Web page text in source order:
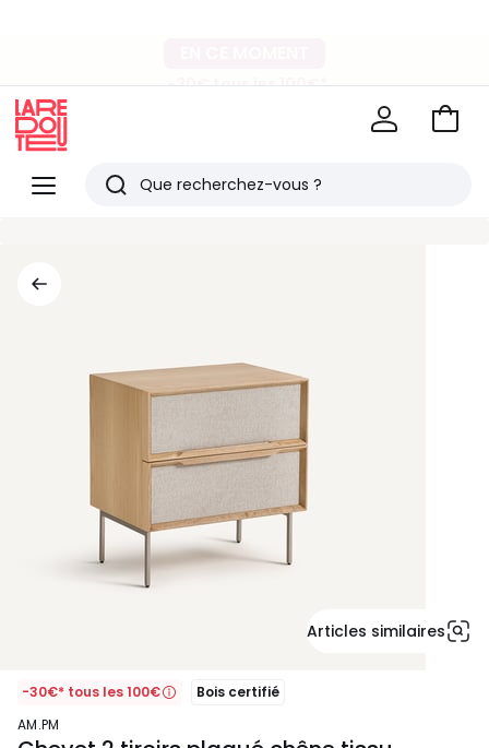
sur le meuble & la déco
Menu
Redoute
Rechercher
Voir
Articles similaires
-30€* tous les 100€
Bois certifié
AM.PM